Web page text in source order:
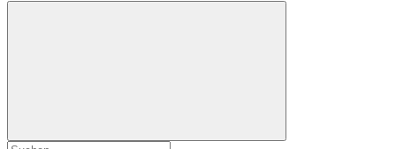
Suchformular